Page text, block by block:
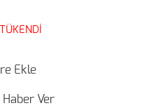
TÜKENDİ
Ekle
Haber Ver